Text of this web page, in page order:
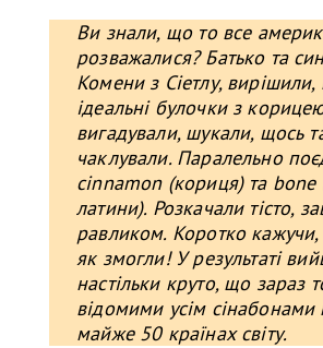
Ви знали, що то все
розважалися? Батько та
Комени з Сіетлу,
ідеальні булочки з
вигадували, шукали, щось
чаклували. Паралельно
cinnamon (кориця) та bone
латини). Розкачали тісто,
равликом. Коротко кажучи,
як змогли! У результаті
настільки круто, що зараз
відомими усім
майже 50 країнах світу.